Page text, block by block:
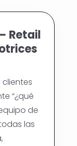
Retail
clientes
“¿qué
de
las